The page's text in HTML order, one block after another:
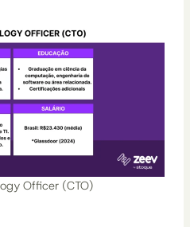
Officer (CTO)